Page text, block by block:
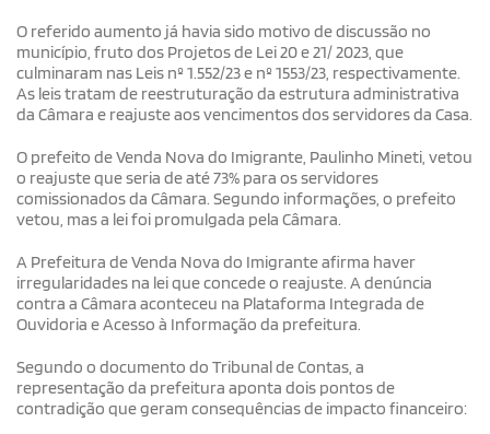
O referido aumento já havia sido motivo de discussão no
município, fruto dos Projetos de Lei 20 e 21/ 2023, que
culminaram nas Leis nº 1.552/23 e nº 1553/23, respectivamente.
As leis tratam de reestruturação da estrutura administrativa
da Câmara e reajuste aos vencimentos dos servidores da Casa.
O prefeito de Venda Nova do Imigrante, Paulinho Mineti, vetou
o reajuste que seria de até 73% para os servidores
comissionados da Câmara. Segundo informações, o prefeito
vetou, mas a lei foi promulgada pela Câmara.
A Prefeitura de Venda Nova do Imigrante afirma haver
irregularidades na lei que concede o reajuste. A denúncia
contra a Câmara aconteceu na Plataforma Integrada de
Ouvidoria e Acesso à Informação da prefeitura.
Segundo o documento do Tribunal de Contas, a
representação da prefeitura aponta dois pontos de
contradição que geram consequências de impacto financeiro: